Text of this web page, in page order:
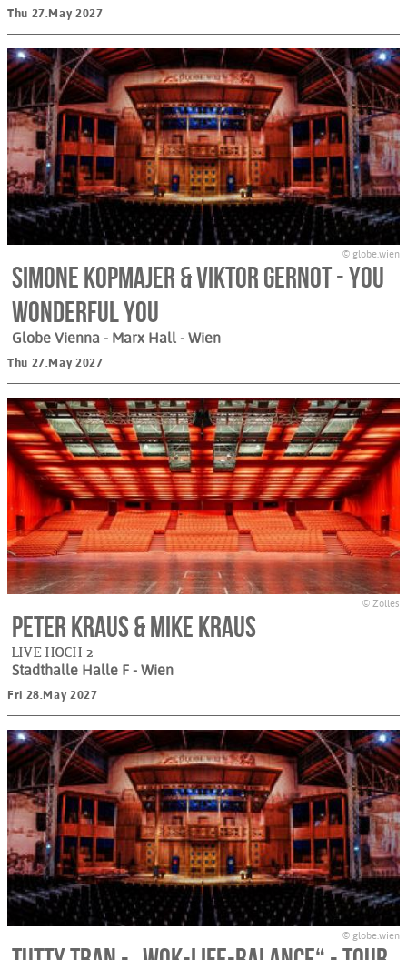
Thu 27.May 2027
© globe.wien
Simone Kopmajer & Viktor Gernot - You
Wonderful You
Globe Vienna - Marx Hall - Wien
Thu 27.May 2027
© Zolles
Peter Kraus & Mike Kraus
LIVE HOCH 2
Stadthalle Halle F - Wien
Fri 28.May 2027
© globe.wien